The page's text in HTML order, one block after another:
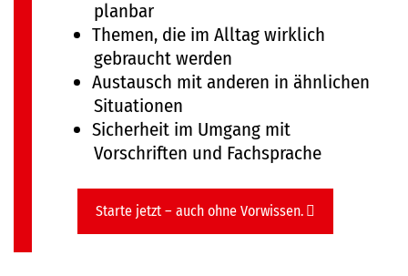
planbar
Themen, die im Alltag wirklich
gebraucht werden
Austausch mit anderen in ähnlichen
Situationen
Sicherheit im Umgang mit
Vorschriften und Fachsprache
Starte jetzt – auch ohne Vorwissen.